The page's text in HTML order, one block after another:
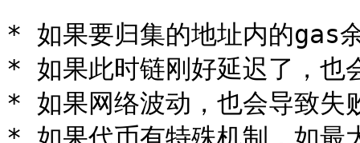
* 如果要归集的地址内的gas
* 如果此时链刚好延迟了，也
* 如果网络波动，也会导致失